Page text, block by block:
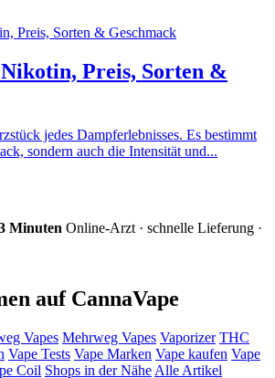
Preis, Sorten &
jedes Dampferlebnisses. Es bestimmt
sondern auch die Intensität und...
Minuten Online-Arzt · schnelle Lieferung ·
auf CannaVape
Vapes Mehrweg Vapes Vaporizer THC
Vape Tests Vape Marken Vape kaufen Vape
Coil Shops in der Nähe Alle Artikel